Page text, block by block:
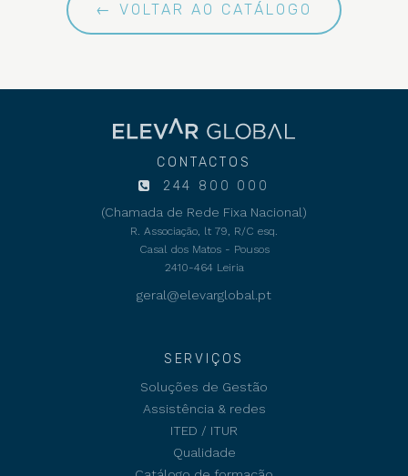
← VOLTAR AO CATÁLOGO
CONTACTOS
244 800 000
(Chamada de Rede Fixa Nacional)
R. Associação, lt 79, R/C esq.
Casal dos Matos - Pousos
2410-464 Leiria
geral@elevarglobal.pt
SERVIÇOS
Soluções de Gestão
Assistência & redes
ITED / ITUR
Qualidade